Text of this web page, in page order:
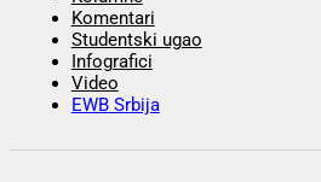
Komentari
Studentski ugao
Infografici
Video
EWB Srbija